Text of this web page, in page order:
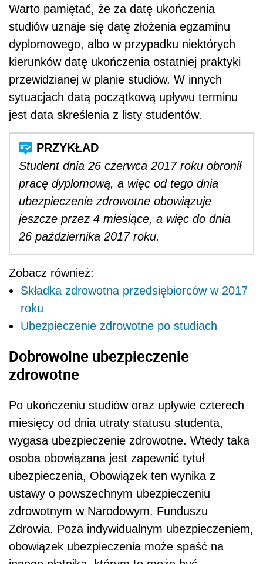
Warto pamiętać, że za datę ukończenia
studiów uznaje się datę złożenia egzaminu
dyplomowego, albo w przypadku niektórych
kierunków datę ukończenia ostatniej praktyki
przewidzianej w planie studiów. W innych
sytuacjach datą początkową upływu terminu
jest data skreślenia z listy studentów.
Student dnia 26 czerwca 2017 roku obronił
pracę dyplomową, a więc od tego dnia
ubezpieczenie zdrowotne obowiązuje
jeszcze przez 4 miesiące, a więc do dnia
26 października 2017 roku.
Zobacz również:
Składka zdrowotna przedsiębiorców w 2017
roku
Ubezpieczenie zdrowotne po studiach
Dobrowolne ubezpieczenie
zdrowotne
Po ukończeniu studiów oraz upływie czterech
miesięcy od dnia utraty statusu studenta,
wygasa ubezpieczenie zdrowotne. Wtedy taka
osoba obowiązana jest zapewnić tytuł
ubezpieczenia, Obowiązek ten wynika z
ustawy o powszechnym ubezpieczeniu
zdrowotnym w Narodowym. Funduszu
Zdrowia. Poza indywidualnym ubezpieczeniem,
obowiązek ubezpieczenia może spaść na